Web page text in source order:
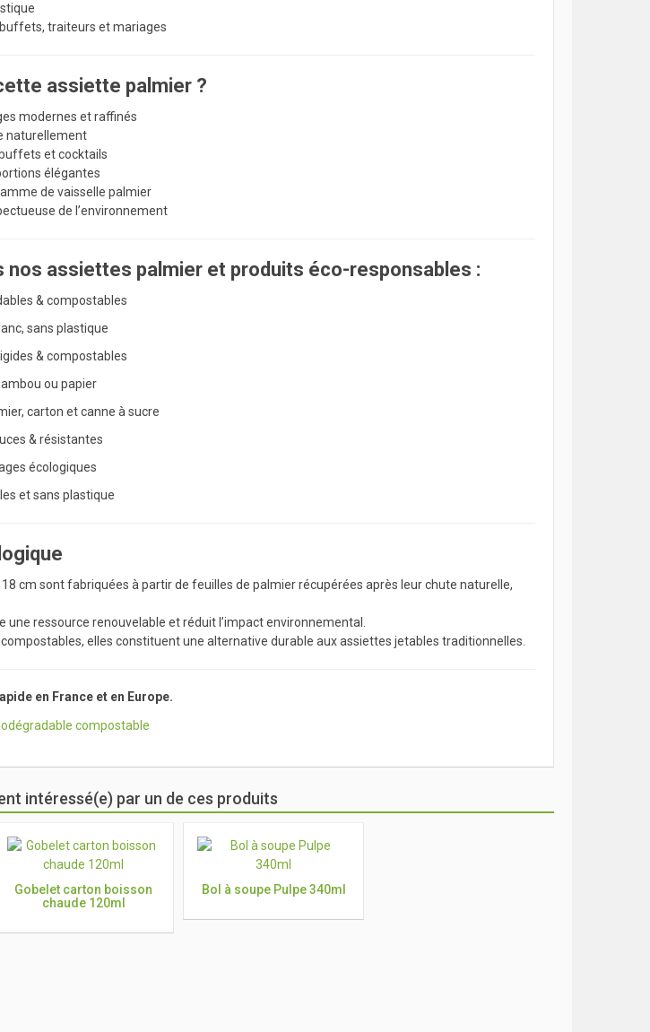
traiteurs et mariages
assiette palmier ?
modernes et raffinés
naturellement
et cocktails
élégantes
de vaisselle palmier
de l’environnement
nos assiettes palmier et produits éco-responsables :
& compostables
sans plastique
& compostables
ou papier
carton et canne à sucre
& résistantes
écologiques
et sans plastique
cm sont fabriquées à partir de feuilles de palmier récupérées après leur chute naturelle,
une ressource renouvelable et réduit l’impact environnemental.
elles constituent une alternative durable aux assiettes jetables traditionnelles.
en France et en Europe.
intéressé(e) par un de ces produits
Gobelet carton boisson
chaude 120ml
Bol à soupe Pulpe 340ml